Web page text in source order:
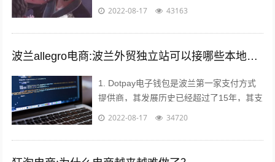
自己掌握的方法如下： 1，利用今日头条、
2022-08-17 43163
波兰allegro电商:波兰外贸独立站可以接哪些本地支付方式？
1. Dotpay电子钱包是波兰第一家支付方式
提供商，其发展历史已经超过了15年，其支
付渠道涵盖线上支付和线下支付。Dotpay
2022-08-17 34720